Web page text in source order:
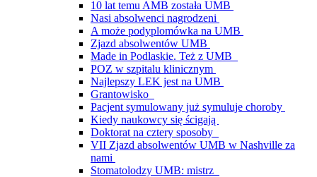
10 lat temu AMB została UMB
Nasi absolwenci nagrodzeni
A może podyplomówka na UMB
Zjazd absolwentów UMB
Made in Podlaskie. Też z UMB
POZ w szpitalu klinicznym
Najlepszy LEK jest na UMB
Grantowisko
Pacjent symulowany już symuluje choroby
Kiedy naukowcy się ścigają
Doktorat na cztery sposoby
VII Zjazd absolwentów UMB w Nashville za
nami
Stomatolodzy UMB: mistrz